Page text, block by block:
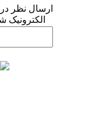
ارسال نظر
الکترونیک شما: